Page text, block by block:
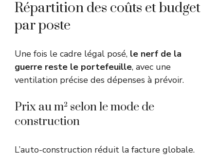
Répartition des coûts et budget
par poste
Une fois le cadre légal posé, le nerf de la
guerre reste le portefeuille, avec une
ventilation précise des dépenses à prévoir.
Prix au m² selon le mode de
construction
L’auto-construction réduit la facture globale.